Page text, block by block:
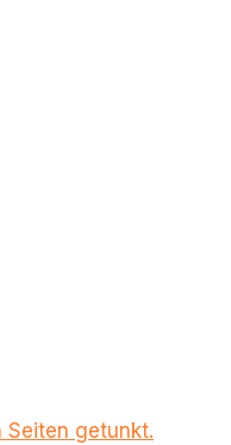
Seiten getunkt.